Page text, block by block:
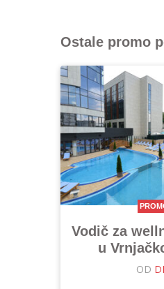
Ostale promo
Vodič za
u
OD